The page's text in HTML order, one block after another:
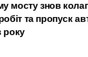
мосту знов
та пропуск
року